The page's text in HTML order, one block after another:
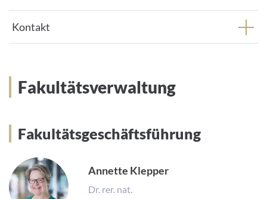
Kontakt
Fakultätsverwaltung
Fakultätsgeschäftsführung
Annette Klepper
Dr. rer. nat.